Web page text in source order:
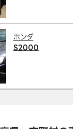
ホンダ
S2000